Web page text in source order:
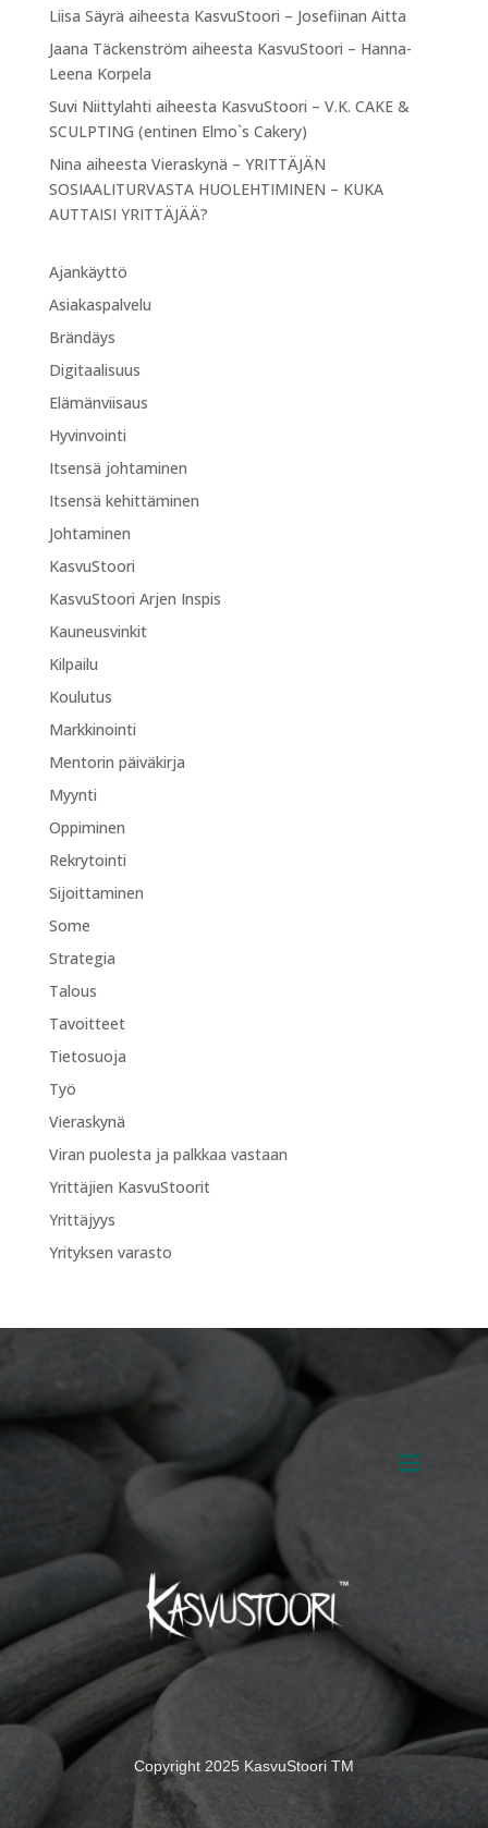
Liisa Säyrä aiheesta KasvuStoori – Josefiinan Aitta
Jaana Täckenström aiheesta KasvuStoori – Hanna-
Leena Korpela
Suvi Niittylahti aiheesta KasvuStoori – V.K. CAKE &
SCULPTING (entinen Elmo`s Cakery)
Nina aiheesta Vieraskynä – YRITTÄJÄN
SOSIAALITURVASTA HUOLEHTIMINEN – KUKA
AUTTAISI YRITTÄJÄÄ?
Ajankäyttö
Asiakaspalvelu
Brändäys
Digitaalisuus
Elämänviisaus
Hyvinvointi
Itsensä johtaminen
Itsensä kehittäminen
Johtaminen
KasvuStoori
KasvuStoori Arjen Inspis
Kauneusvinkit
Kilpailu
Koulutus
Markkinointi
Mentorin päiväkirja
Myynti
Oppiminen
Rekrytointi
Sijoittaminen
Some
Strategia
Talous
Tavoitteet
Tietosuoja
Työ
Vieraskynä
Viran puolesta ja palkkaa vastaan
Yrittäjien KasvuStoorit
Yrittäjyys
Yrityksen varasto
Copyright 2025 KasvuStoori TM